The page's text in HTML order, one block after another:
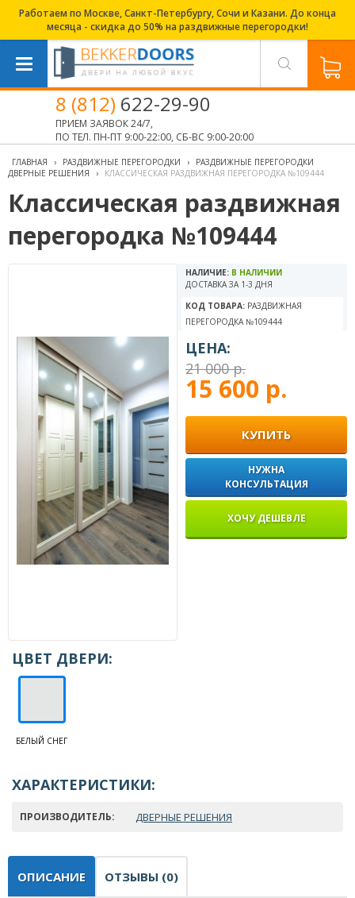
Работаем по Москве, Санкт-Петербургу, Сочи и Казани. До конца
месяца - скидка до 50% на раздвижные перегородки!
8 (812) 622-29-90
ПРИЕМ ЗАЯВОК 24/7,
ПО ТЕЛ. ПН-ПТ 9:00-22:00, СБ-ВС 9:00-20:00
ГЛАВНАЯ › РАЗДВИЖНЫЕ ПЕРЕГОРОДКИ ›
РАЗДВИЖНЫЕ ПЕРЕГОРОДКИ
ДВЕРНЫЕ РЕШЕНИЯ
› КЛАССИЧЕСКАЯ РАЗДВИЖНАЯ ПЕРЕГОРОДКА №109444
Классическая раздвижная
перегородка №109444
НАЛИЧИЕ: В НАЛИЧИИ
ДОСТАВКА ЗА 1-3 ДНЯ
КОД ТОВАРА: РАЗДВИЖНАЯ
ПЕРЕГОРОДКА №109444
ЦЕНА:
21 000 р.
15 600 р.
КУПИТЬ
НУЖНА
КОНСУЛЬТАЦИЯ
ХОЧУ ДЕШЕВЛЕ
ЦВЕТ ДВЕРИ:
БЕЛЫЙ СНЕГ
ХАРАКТЕРИСТИКИ:
ПРОИЗВОДИТЕЛЬ: ДВЕРНЫЕ РЕШЕНИЯ
ОПИСАНИЕ ОТЗЫВЫ (0)